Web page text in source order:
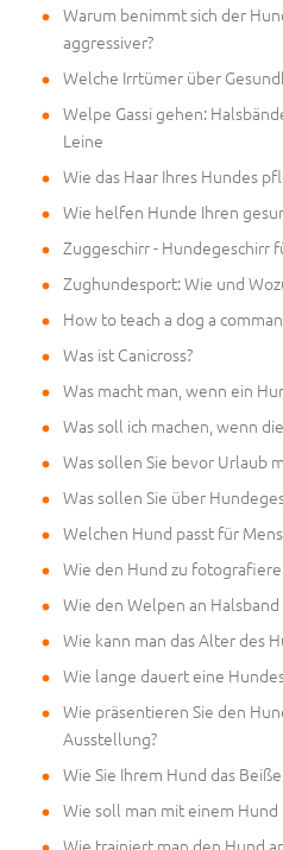
Warum benimmt sich der
aggressiver?
Welche Irrtümer über
Welpe Gassi gehen:
Leine
Wie das Haar Ihres Hundes
Wie helfen Hunde Ihren
Zuggeschirr - Hundegeschirr
Zughundesport: Wie und
How to teach a dog a
Was ist Canicross?
Was macht man, wenn ein
Was soll ich machen, wenn
Was sollen Sie bevor Urlaub
Was sollen Sie über
Welchen Hund passt für
Wie den Hund zu
Wie den Welpen an
Wie kann man das Alter des
Wie lange dauert eine
Wie präsentieren Sie den
Ausstellung?
Wie Sie Ihrem Hund das
Wie soll man mit einem Hund